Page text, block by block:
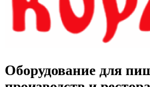
Оборудование для